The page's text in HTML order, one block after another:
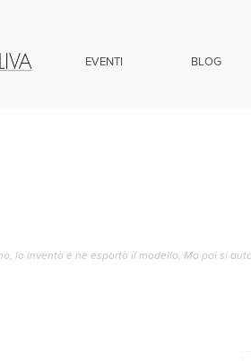
EVENTI BLOG
lo inventò e ne esportò il modello. Ma poi si